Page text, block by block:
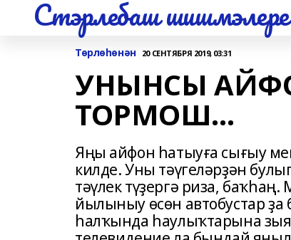
Стэрлебаш шишмэлере
Төрлөһөнән 20 СЕНТЯБРЯ 2019, 03:31
УНЫНСЫ
ТОРМОШ...
Яңы айфон һатыуға сығыу
килде. Уны тәүгеләрҙән
тәүлек түҙергә риза,
йылыныу өсөн автобустар ҙа
һалҡында һаулыҡтарына